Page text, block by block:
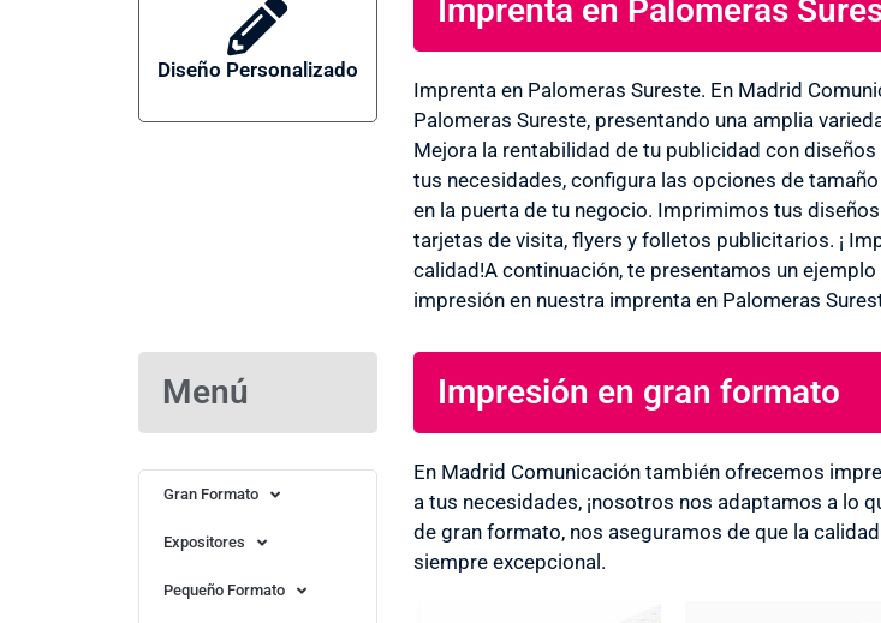
Imprenta en
Palomeras
Sureste
Imprenta en Palomeras Sureste ¡OFERTONES EN IMPRESIÓN!
Servicios de diseño opcional
Más Información
Diseño Personalizado
Imprenta en Palomeras
Imprenta en Palomeras Sureste. En Madrid
Palomeras Sureste, presentando una amplia
Mejora la rentabilidad de tu publicidad con
tus necesidades, configura las opciones de
en la puerta de tu negocio. Imprimimos tus
tarjetas de visita, flyers y folletos publicitarios. ¡
calidad!A continuación, te presentamos un
impresión en nuestra imprenta en Palomeras
Menú
Gran Formato
Expositores
Pequeño Formato
Impresión en gran formato
En Madrid Comunicación también ofrecemos
a tus necesidades, ¡nosotros nos adaptamos a lo
de gran formato, nos aseguramos de que la
siempre excepcional.